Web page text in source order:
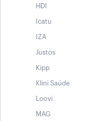
HDI
Icatu
IZA
Justos
Kipp
Klini Saúde
Loovi
MAG